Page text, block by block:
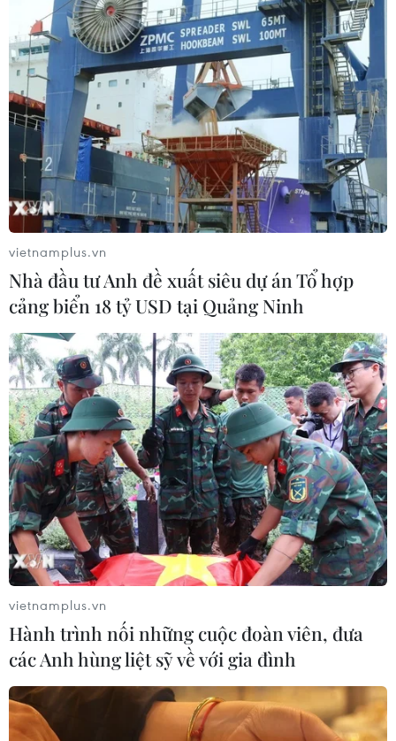
vietnamplus.vn
Nhà đầu tư Anh đề xuất siêu dự án Tổ hợp
cảng biển 18 tỷ USD tại Quảng Ninh
vietnamplus.vn
Hành trình nối những cuộc đoàn viên, đưa
các Anh hùng liệt sỹ về với gia đình